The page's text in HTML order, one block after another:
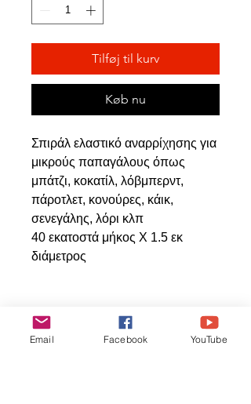
Tilføj til kurv
Køb nu
Σπιράλ ελαστικό αναρρίχησης για
μικρούς παπαγάλους όπως
μπάτζι, κοκατίλ, λόβμπερντ,
πάροτλετ, κονούρες, κάικ,
σενεγάλης, λόρι κλπ
40 εκατοστά μήκος Χ 1.5 εκ
διάμετρος
Relaterede
Email Facebook YouTube